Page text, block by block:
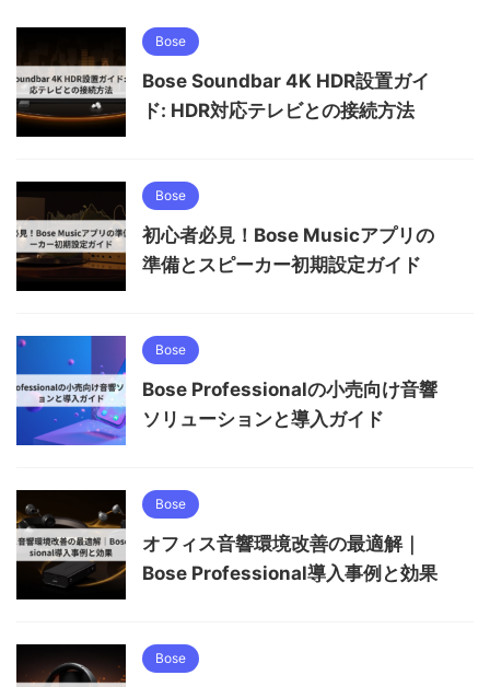
Bose
Bose Soundbar 4K HDR設置ガイ
ド: HDR対応テレビとの接続方法
Bose
初心者必見！Bose Musicアプリの
準備とスピーカー初期設定ガイド
Bose
Bose Professionalの小売向け音響
ソリューションと導入ガイド
Bose
オフィス音響環境改善の最適解｜
Bose Professional導入事例と効果
Bose